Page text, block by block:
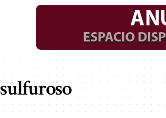
sulfuroso